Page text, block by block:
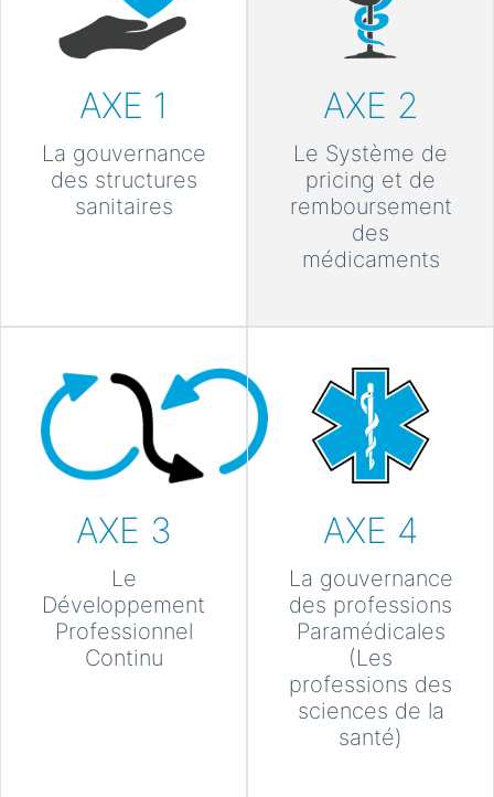
AXE 1
La gouvernance
des structures
sanitaires
AXE 2
Le Système de
pricing et de
remboursement
des
médicaments
AXE 3
Le
Développement
Professionnel
Continu
AXE 4
La gouvernance
des professions
Paramédicales
(Les
professions des
sciences de la
santé)